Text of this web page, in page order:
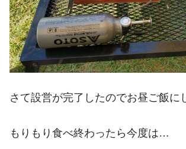
さて設営が完了したのでお昼ご飯に
もりもり食べ終わったら今度は…